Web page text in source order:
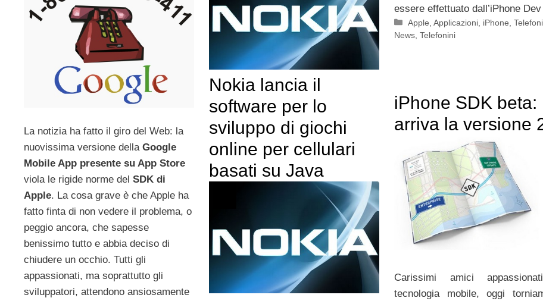
La notizia ha fatto il giro del Web: la
nuovissima versione della Google
Mobile App presente su App Store
viola le rigide norme del SDK di
Apple. La cosa grave è che Apple ha
fatto finta di non vedere il problema, o
peggio ancora, che sapesse
benissimo tutto e abbia deciso di
chiudere un occhio. Tutti gli
appassionati, ma soprattutto gli
sviluppatori, attendono ansiosamente
essere effettuato dall’iPhone Dev
Categorie
Apple ,Applicazioni iPhone ,
News, Telefonini
Nokia lancia il
software per lo
sviluppo di giochi
online per cellulari
basati su Java
iPhone SDK beta:
arriva la versione
Carissimi amici
tecnologia mobile, oggi